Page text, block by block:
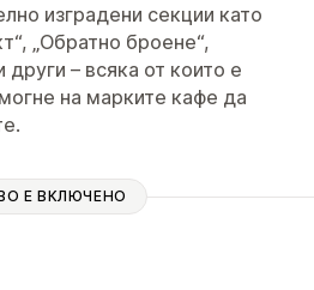
изградени секции като
„Обратно броене“,
други – всяка от които е
на марките кафе да
Е ВКЛЮЧЕНО